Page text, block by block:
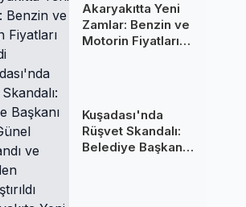
Akaryakıtta Yeni
Zamlar: Benzin ve
Motorin Fiyatları
Kuşadası'nda
Rüşvet Skandalı:
Belediye Başkanı